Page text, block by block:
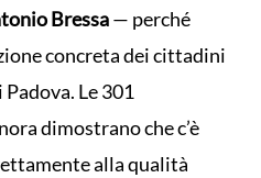
Bressa— perché
concreta dei cittadini
Le 301
dimostrano che c’è
alla qualità